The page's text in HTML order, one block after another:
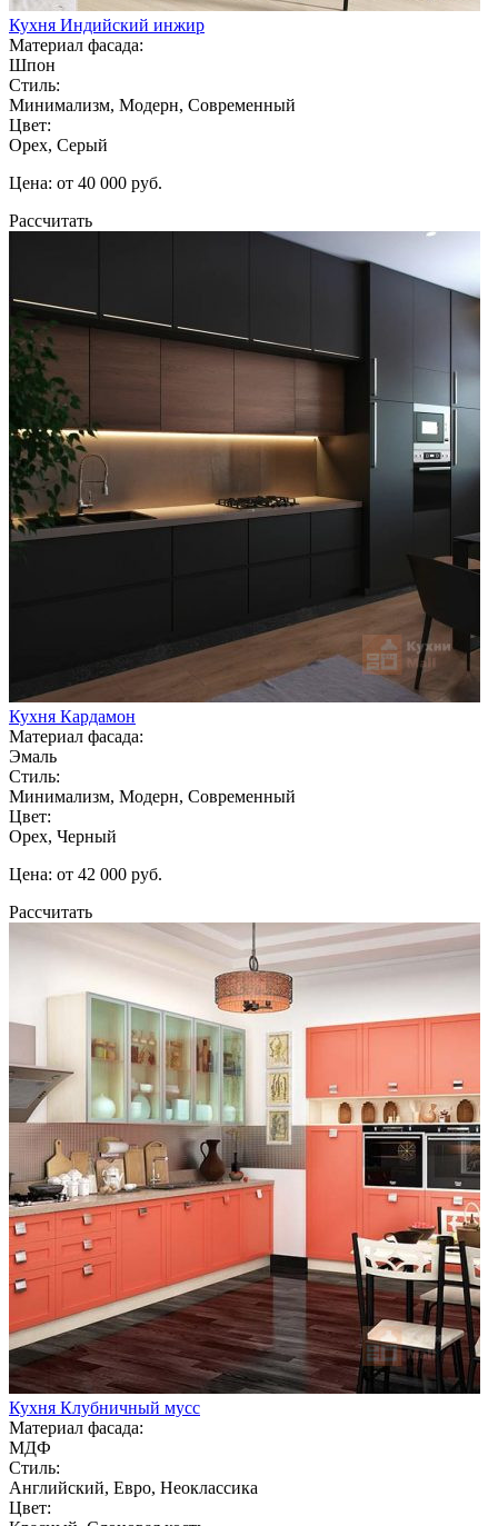
Кухня Индийский инжир
Материал фасада:
Шпон
Стиль:
Минимализм, Модерн, Современный
Цвет:
Орех, Серый
Цена: от 40 000 руб.
Рассчитать
Кухня Кардамон
Материал фасада:
Эмаль
Стиль:
Минимализм, Модерн, Современный
Цвет:
Орех, Черный
Цена: от 42 000 руб.
Рассчитать
Кухня Клубничный мусс
Материал фасада:
МДФ
Стиль:
Английский, Евро, Неоклассика
Цвет: